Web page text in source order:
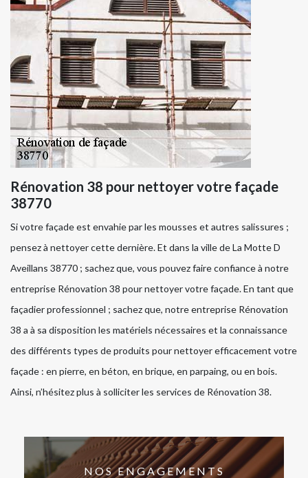
Rénovation 38 pour nettoyer votre façade
38770
Si votre façade est envahie par les mousses et autres salissures ;
pensez à nettoyer cette dernière. Et dans la ville de La Motte D
Aveillans 38770 ; sachez que, vous pouvez faire confiance à notre
entreprise Rénovation 38 pour nettoyer votre façade. En tant que
façadier professionnel ; sachez que, notre entreprise Rénovation
38 a à sa disposition les matériels nécessaires et la connaissance
des différents types de produits pour nettoyer efficacement votre
façade : en pierre, en béton, en brique, en parpaing, ou en bois.
Ainsi, n’hésitez plus à solliciter les services de Rénovation 38.
NOS ENGAGEMENTS